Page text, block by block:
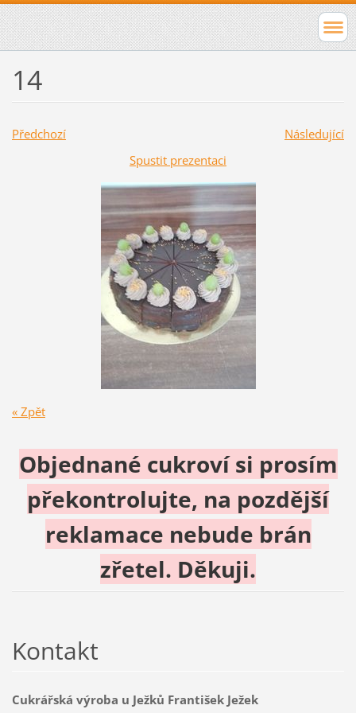
14
Předchozí
Následující
Spustit prezentaci
« Zpět
Objednané cukroví si prosím
překontrolujte, na pozdější
reklamace nebude brán
zřetel. Děkuji.
Kontakt
Cukrářská výroba u Ježků František Ježek